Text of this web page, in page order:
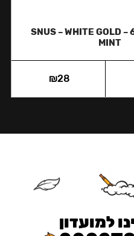
SNUS – WHITE GOLD –
MINT
₪28
למועדון